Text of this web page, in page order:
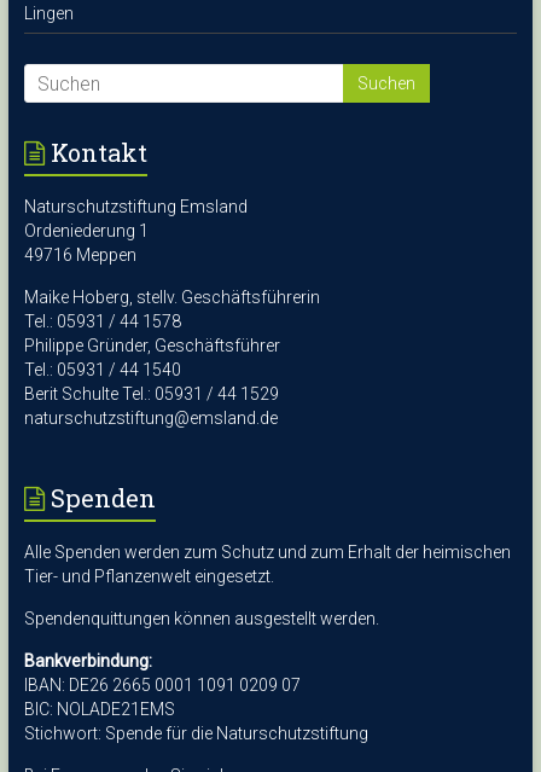
Lingen
Kontakt
Naturschutzstiftung Emsland
Ordeniederung 1
49716 Meppen
Maike Hoberg, stellv. Geschäftsführerin
Tel.: 05931 / 44 1578
Philippe Gründer, Geschäftsführer
Tel.: 05931 / 44 1540
Berit Schulte Tel.: 05931 / 44 1529
naturschutzstiftung@emsland.de
Spenden
Alle Spenden werden zum Schutz und zum Erhalt der heimischen
Tier- und Pflanzenwelt eingesetzt.
Spendenquittungen können ausgestellt werden.
Bankverbindung:
IBAN: DE26 2665 0001 1091 0209 07
BIC: NOLADE21EMS
Stichwort: Spende für die Naturschutzstiftung